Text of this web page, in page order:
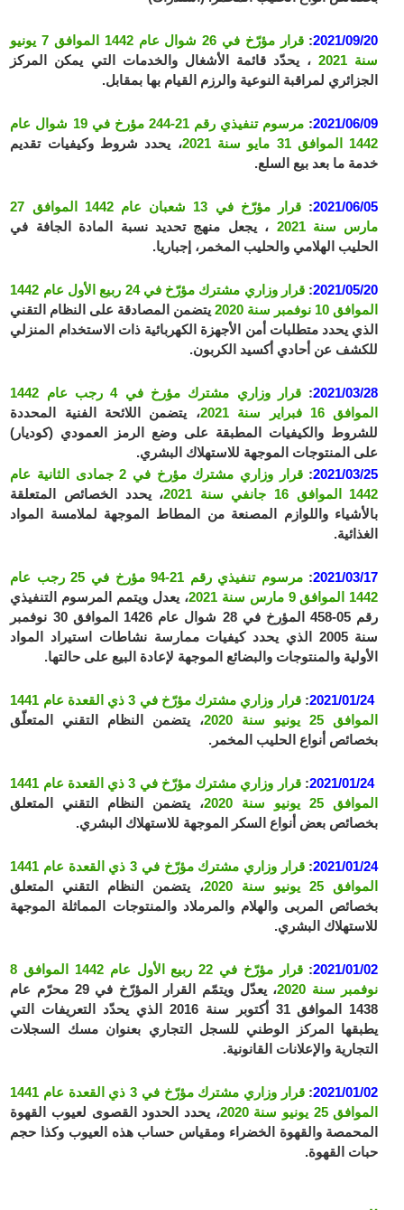
2021/09/20
:
قرار مؤرّخ في 26 شوال عام 1442 الموافق 7 يونيو
سنة 2021
، يحدّد قائمة الأشغال والخدمات التي يمكن المركز
الجزائري لمراقبة النوعية والرزم القيام بها بمقابل.
2021/06/09
:
مرسوم تنفيذي رقم 21-244 مؤرخ في 19 شوال عام
1442 الموافق 31 مايو سنة 2021
، يحدد شروط وكيفيات تقديم
خدمة ما بعد بيع السلع.
2021/06/05
:
قرار مؤرّخ في 13 شعبان عام 1442 الموافق 27
مارس سنة 2021
، يجعل منهج تحديد نسبة المادة الجافة في
الحليب الهلامي والحليب المخمر، إجباريا.
2021/05/20
:
قرار وزاري مشترك مؤرّخ في 24 ربيع الأول عام 1442
الموافق 10 نوفمبر سنة 2020
يتضمن المصادقة على النظام التقني
الذي يحدد متطلبات أمن الأجهزة الكهربائية ذات الاستخدام المنزلي
للكشف عن أحادي أكسيد الكربون.
2021/03/28
:
قرار وزاري مشترك مؤرخ في 4 رجب عام 1442
الموافق 16 فبراير سنة 2021
، يتضمن اللائحة الفنية المحددة
للشروط والكيفيات المطبقة على وضع الرمز العمودي (كوديار)
على المنتوجات الموجهة للاستهلاك البشري.
2021/03/25
:
قرار وزاري مشترك مؤرخ في 2 جمادى الثانية عام
1442 الموافق 16 جانفي سنة 2021
، يحدد الخصائص المتعلقة
بالأشياء واللوازم المصنعة من المطاط الموجهة لملامسة المواد
الغذائية.
2021/03/17
:
مرسوم تنفيذي رقم 21-94 مؤرخ في 25 رجب عام
1442 الموافق 9 مارس سنة 2021
، يعدل ويتمم المرسوم التنفيذي
رقم 05-458 المؤرخ في 28 شوال عام 1426 الموافق 30 نوفمبر
سنة 2005 الذي يحدد كيفيات ممارسة نشاطات استيراد المواد
الأولية والمنتوجات والبضائع الموجهة لإعادة البيع على حالتها.
2021/01/24
:
قرار وزاري مشترك مؤرّخ في 3 ذي القعدة عام 1441
الموافق 25 يونيو سنة 2020
، يتضمن النظام التقني المتعلّق
بخصائص أنواع الحليب المخمر.
2021/01/24
:
قرار وزاري مشترك مؤرّخ في 3 ذي القعدة عام 1441
الموافق 25 يونيو سنة 2020
، يتضمن النظام التقني المتعلق
بخصائص بعض أنواع السكر الموجهة للاستهلاك البشري.
2021/01/24
:
قرار وزاري مشترك مؤرّخ في 3 ذي القعدة عام 1441
الموافق 25 يونيو سنة 2020
، يتضمن النظام التقني المتعلق
بخصائص المربى والهلام والمرملاد والمنتوجات المماثلة الموجهة
للاستهلاك البشري.
2021/01/02
:
قرار مؤرّخ في 22 ربيع الأول عام 1442 الموافق 8
نوفمبر سنة 2020
، يعدّل ويتمّم القرار المؤرّخ في 29 محرّم عام
1438 الموافق 31 أكتوبر سنة 2016 الذي يحدّد التعريفات التي
يطبقها المركز الوطني للسجل التجاري بعنوان مسك السجلات
التجارية والإعلانات القانونية.
2021/01/02
:
قرار وزاري مشترك مؤرّخ في 3 ذي القعدة عام 1441
الموافق 25 يونيو سنة 2020
، يحدد الحدود القصوى لعيوب القهوة
المحمصة والقهوة الخضراء ومقياس حساب هذه العيوب وكذا حجم
حبات القهوة.